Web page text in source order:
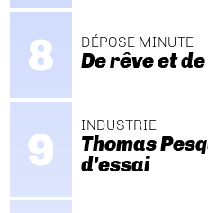
DÉPOSE MINUTE
De rêve et
INDUSTRIE
Thomas
d'essai